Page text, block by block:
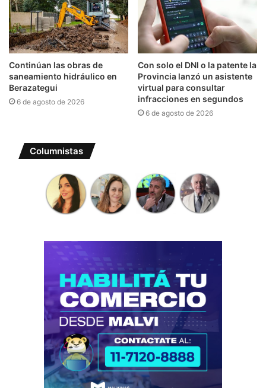
Continúan las obras de
saneamiento hidráulico en
Berazategui
6 de agosto de 2026
Con solo el DNI o la patente la
Provincia lanzó un asistente
virtual para consultar
infracciones en segundos
6 de agosto de 2026
Columnistas